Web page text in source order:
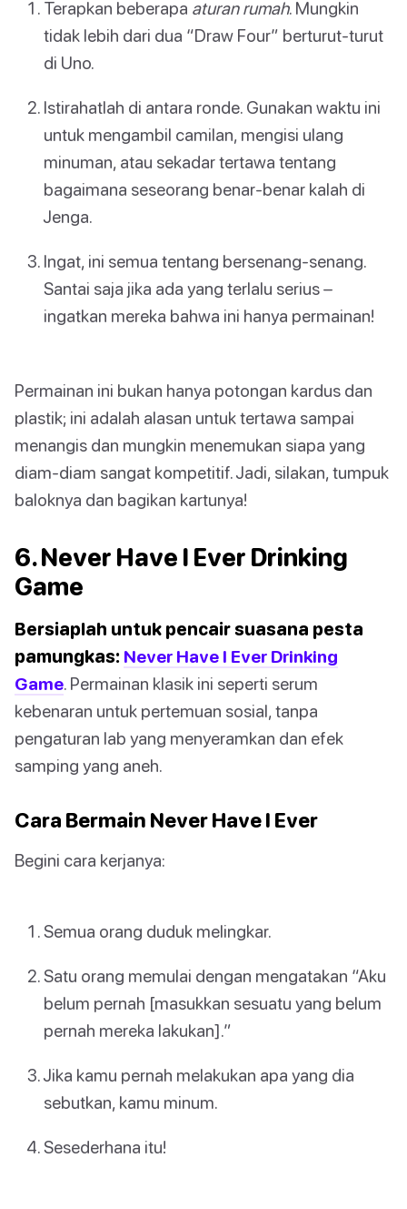
Terapkan beberapa aturan rumah. Mungkin
tidak lebih dari dua “Draw Four” berturut-turut
di Uno.
Istirahatlah di antara ronde. Gunakan waktu ini
untuk mengambil camilan, mengisi ulang
minuman, atau sekadar tertawa tentang
bagaimana seseorang benar-benar kalah di
Jenga.
Ingat, ini semua tentang bersenang-senang.
Santai saja jika ada yang terlalu serius –
ingatkan mereka bahwa ini hanya permainan!
Permainan ini bukan hanya potongan kardus dan
plastik; ini adalah alasan untuk tertawa sampai
menangis dan mungkin menemukan siapa yang
diam-diam sangat kompetitif. Jadi, silakan, tumpuk
baloknya dan bagikan kartunya!
6. Never Have I Ever Drinking
Game
Bersiaplah untuk pencair suasana pesta
pamungkas: Never Have I Ever Drinking
Game . Permainan klasik ini seperti serum
kebenaran untuk pertemuan sosial, tanpa
pengaturan lab yang menyeramkan dan efek
samping yang aneh.
Cara Bermain Never Have I Ever
Begini cara kerjanya:
Semua orang duduk melingkar.
Satu orang memulai dengan mengatakan “Aku
belum pernah [masukkan sesuatu yang belum
pernah mereka lakukan].”
Jika kamu pernah melakukan apa yang dia
sebutkan, kamu minum.
Sesederhana itu!